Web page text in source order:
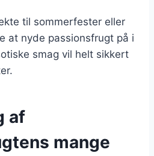
til sommerfester eller
at nyde passionsfrugt på i
smag vil helt sikkert
af
mange